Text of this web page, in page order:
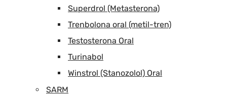
Superdrol (Metasterona)
Trenbolona oral (metil-tren)
Testosterona Oral
Turinabol
Winstrol (Stanozolol) Oral
SARM